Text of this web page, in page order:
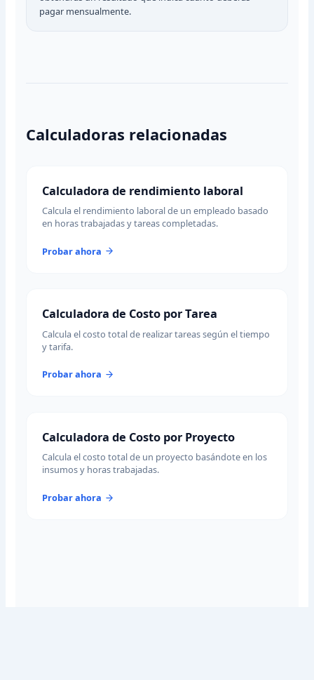
pagar mensualmente.
Calculadoras relacionadas
Calculadora de rendimiento laboral
Calcula el rendimiento laboral de un empleado basado
en horas trabajadas y tareas completadas.
Probar ahora
Calculadora de Costo por Tarea
Calcula el costo total de realizar tareas según el tiempo
y tarifa.
Probar ahora
Calculadora de Costo por Proyecto
Calcula el costo total de un proyecto basándote en los
insumos y horas trabajadas.
Probar ahora